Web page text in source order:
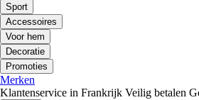
Sport
Accessoires
Voor hem
Decoratie
Promoties
Merken
Klantenservice in Frankrijk Veilig betalen